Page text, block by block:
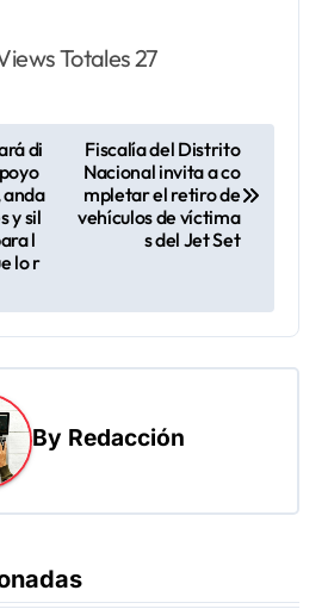
Totales 27
di
y sil
l
lo r
Fiscalía del Distrito
Nacional invita a co
mpletar el retiro de
vehículos de víctima
s del Jet Set
By Redacción